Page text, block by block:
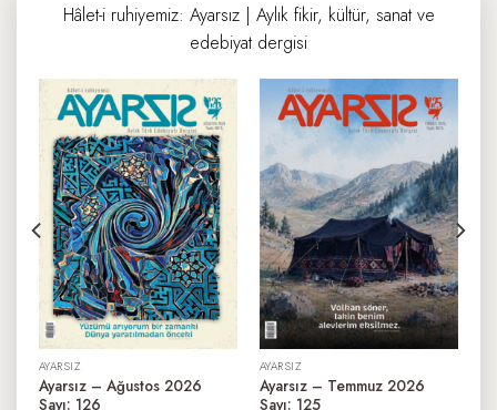
Hâlet-i ruhiyemiz: Ayarsız | Aylık fikir, kültür, sanat ve
edebiyat dergisi
AYARSIZ
Ayarsız – Ağustos 2026
Sayı: 126
AYARSIZ
Ayarsız – Temmuz 2026
Sayı: 125